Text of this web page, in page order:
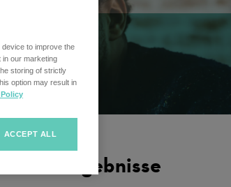
Filterergebnisse
to improve the
in our marketing
storing of strictly
option may result in
ACCEPT ALL